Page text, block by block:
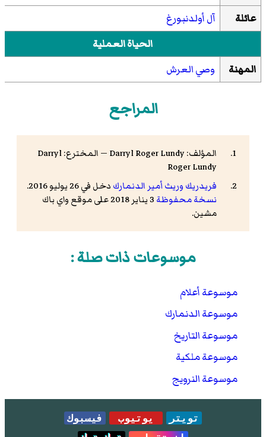
عائلة
آل أولدنبورغ
الحياة العملية
المهنة
وصي العرش
المراجع
المؤلف: Darryl Roger Lundy — المخترع: Darryl
Roger Lundy
فريدريك وريث أمير الدنمارك دخل في 26 يوليو 2016.
نسخة محفوظة
3 يناير 2018 على موقع واي باك
مشين.
موسوعات ذات صلة :
موسوعة أعلام
موسوعة الدنمارك
موسوعة التاريخ
موسوعة ملكية
موسوعة النرويج
تويتر يوتيوب
فيسبوك